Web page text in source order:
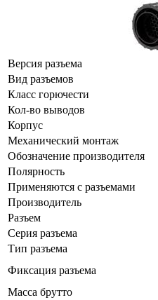
Версия разъема
Вид разъемов
Класс горючести
Кол-во выводов
Корпус
Механический монтаж
Обозначение производителя
Полярность
Применяются с разъемами
Производитель
Разъем
Серия разъема
Тип разъема
Фиксация разъема
Масса брутто